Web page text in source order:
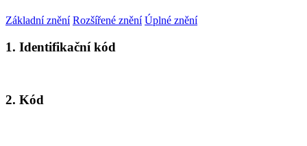
Základní znění Rozšířené znění Úplné znění
1. Identifikační kód
2. Kód